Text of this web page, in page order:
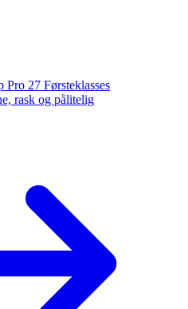
Pro 27 Førsteklasses
rask og pålitelig